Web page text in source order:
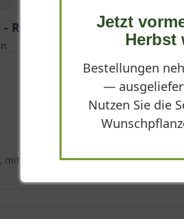
Rubus fruticosus
mit kräftigen Ruten und tollem
Jetzt
Herbst
Bestellungen
—
Nutzen Sie die